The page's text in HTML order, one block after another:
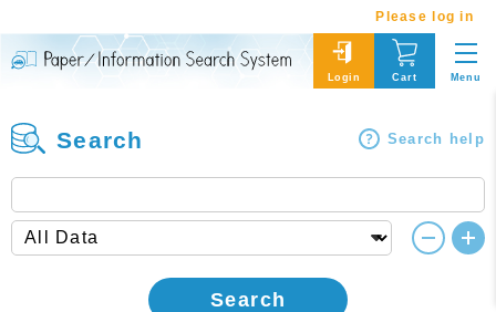
Please log in
Login Cart Menu
Search Search help
Search